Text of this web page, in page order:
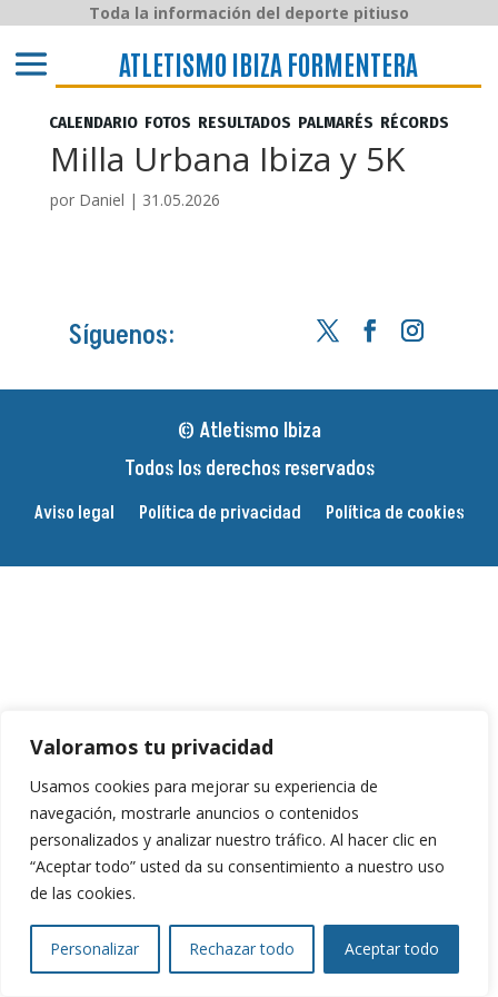
Valoramos tu privacidad
Usamos cookies para mejorar su experiencia de
navegación, mostrarle anuncios o contenidos
personalizados y analizar nuestro tráfico. Al hacer clic en
“Aceptar todo” usted da su consentimiento a nuestro uso
de las cookies.
Personalizar Rechazar todo Aceptar todo
ATLETISMO IBIZA y FORMENTERA
Toda la información del deporte pitiuso
ATLETISMO IBIZA FORMENTERA
CALENDARIO FOTOS RESULTADOS PALMARÉS RÉCORDS
Milla Urbana Ibiza y 5K
por Daniel | 31.05.2026
Síguenos:
© Atletismo Ibiza
Todos los derechos reservados
Aviso legal Política de privacidad Política de cookies